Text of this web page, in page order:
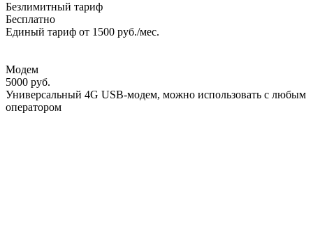
Безлимитный тариф
Бесплатно
Единый тариф от 1500 руб./мес.
Модем
5000 руб.
Универсальный 4G USB-модем, можно использовать с любым
оператором